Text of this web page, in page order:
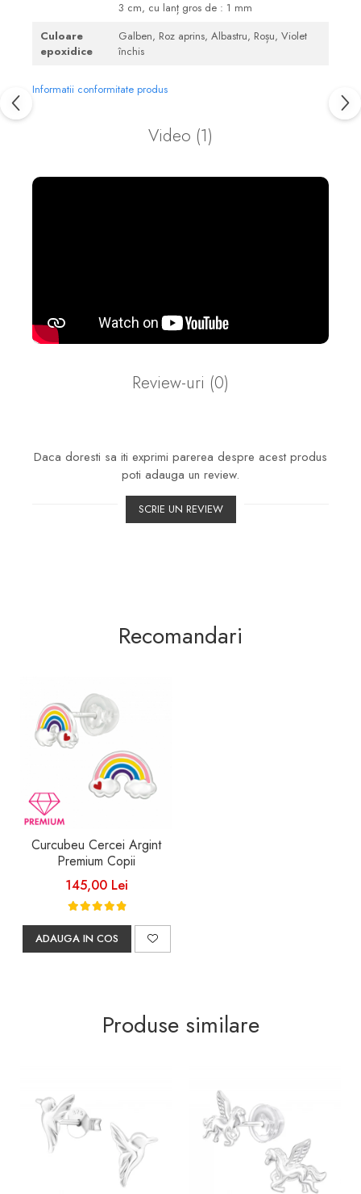
3 cm, cu lanț gros de : 1 mm
Culoare
epoxidice
Galben, Roz aprins, Albastru, Roșu, Violet
închis
Informatii conformitate produs
Video (1)
Review-uri (0)
Daca doresti sa iti exprimi parerea despre acest produs
poti adauga un review.
SCRIE UN REVIEW
Recomandari
Curcubeu Cercei Argint
Premium Copii
145,00 Lei
ADAUGA IN COS
Produse similare